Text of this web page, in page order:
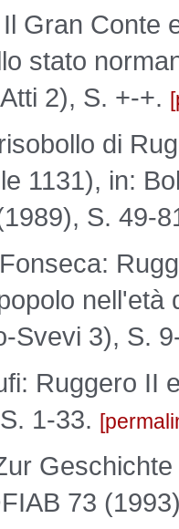
Gran Conte
stato
2), S. +-+.
di
1131), in:
S. 49-
Svevi 3), S.
Ruggero II
1-33.
73